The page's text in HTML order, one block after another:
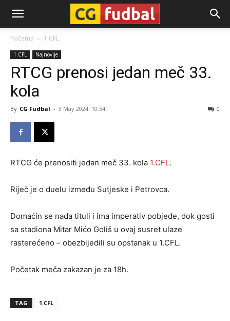
CG-
Fudbal
Početna 1.CFL
1.CFL Najnovije
RTCG prenosi jedan meč 33.
kola
By CG Fudbal - 3 May 2024. 10:54 0
RTCG će prenositi jedan meč 33. kola 1.CFL.
Riječ je o duelu između Sutjeske i Petrovca.
Domaćin se nada tituli i ima imperativ pobjede, dok gosti
sa stadiona Mitar Mićo Goliš u ovaj susret ulaze
rasterećeno – obezbijedili su opstanak u 1.CFL.
Početak meča zakazan je za 18h.
TAG 1.CFL